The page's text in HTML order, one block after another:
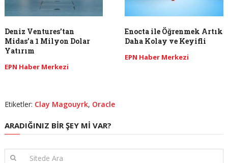
Deniz Ventures’tan
Midas’a 1 Milyon Dolar
Yatırım
EPN Haber Merkezi
Enocta ile Öğrenmek Artık
Daha Kolay ve Keyifli
EPN Haber Merkezi
Etiketler: Clay Magouyrk, Oracle
ARADIĞINIZ BIR ŞEY MI VAR?